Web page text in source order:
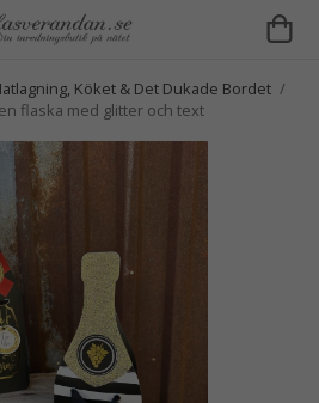
Köket & Det Dukade Bordet /
flaska med glitter och text